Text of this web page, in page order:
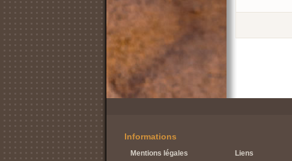
Informations
Mentions légales Liens